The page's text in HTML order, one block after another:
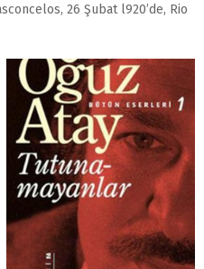
26 Şubat l920’de, Rio